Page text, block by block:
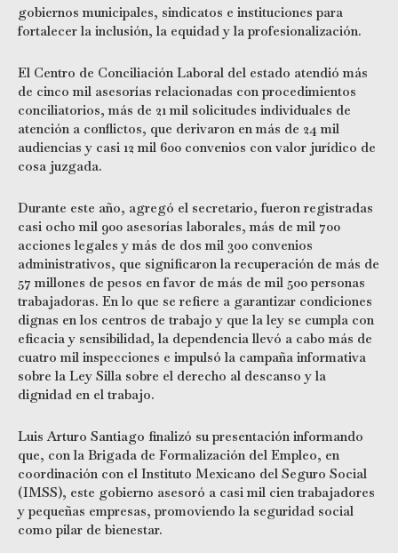
gobiernos municipales, sindicatos e instituciones para
fortalecer la inclusión, la equidad y la profesionalización.
El Centro de Conciliación Laboral del estado atendió más
de cinco mil asesorías relacionadas con procedimientos
conciliatorios, más de 21 mil solicitudes individuales de
atención a conflictos, que derivaron en más de 24 mil
audiencias y casi 12 mil 600 convenios con valor jurídico de
cosa juzgada.
Durante este año, agregó el secretario, fueron registradas
casi ocho mil 900 asesorías laborales, más de mil 700
acciones legales y más de dos mil 300 convenios
administrativos, que significaron la recuperación de más de
57 millones de pesos en favor de más de mil 500 personas
trabajadoras. En lo que se refiere a garantizar condiciones
dignas en los centros de trabajo y que la ley se cumpla con
eficacia y sensibilidad, la dependencia llevó a cabo más de
cuatro mil inspecciones e impulsó la campaña informativa
sobre la Ley Silla sobre el derecho al descanso y la
dignidad en el trabajo.
Luis Arturo Santiago finalizó su presentación informando
que, con la Brigada de Formalización del Empleo, en
coordinación con el Instituto Mexicano del Seguro Social
(IMSS), este gobierno asesoró a casi mil cien trabajadores
y pequeñas empresas, promoviendo la seguridad social
como pilar de bienestar.